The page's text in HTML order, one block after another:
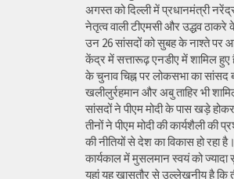
अगस्त को दिल्ली में प्रधानमंत्री
नेतृत्व वाली टीएमसी और उद्धव ठाकरे
उन 26 सांसदों को सुबह के नाश्ते पर
केंद्र में सत्तारूढ़ एनडीए में शामिल
के चुनाव चिह्न पर लोकसभा का
खलीलुर्रहमान और अबु ताहिर भी
सांसदों ने पीएम मोदी के पास खड़े
तीनों ने पीएम मोदी की कार्यशैली की
की नीतियों से देश का विकास हो रहा
कार्यकाल में मुसलमान स्वयं को ज्यादा
यहां यह खासतौर से उल्लेखनीय है कि